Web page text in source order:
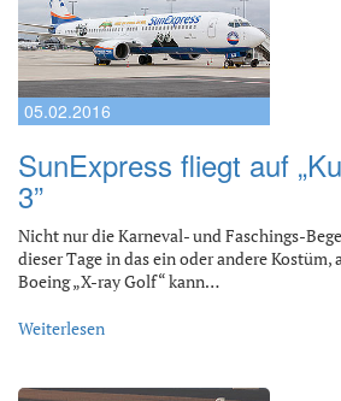
05.02.2016
SunExpress fliegt auf
3”
Nicht nur die Karneval- und Faschings-
dieser Tage in das ein oder andere Kostüm,
Boeing „X-ray Golf“ kann…
Weiterlesen